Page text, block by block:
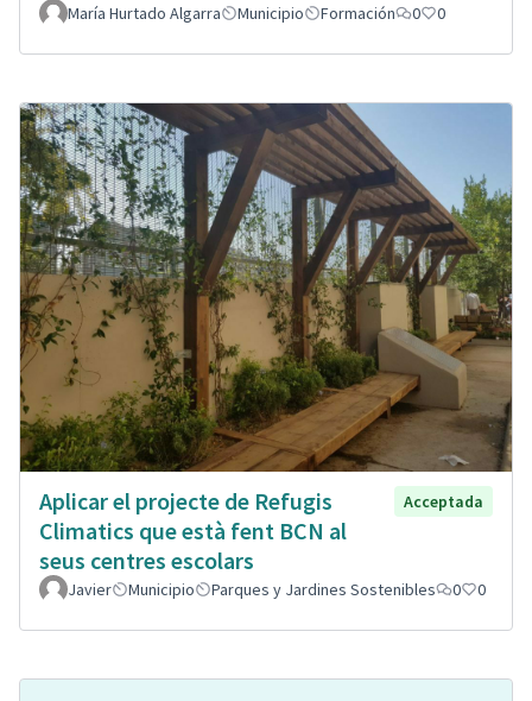
María Hurtado Algarra Municipio Formación 0 0
Aplicar el projecte de Refugis
Climatics que està fent BCN al
seus centres escolars
Acceptada
Javier Municipio Parques y Jardines Sostenibles 0 0